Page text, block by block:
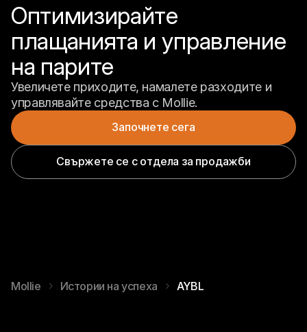
Оптимизирайте
плащанията и управление
на парите
Увеличете приходите, намалете разходите и
управлявайте средства с Mollie.
Започнете сега
Свържете се с отдела за продажби
Mollie Истории на успеха AYBL